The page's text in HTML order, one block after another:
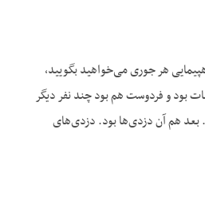
هر جوری می‌خواهید بگویید،
بود و فردوست هم بود چند نفر دیگر
بعد هم آن دزدی‌ها بود. دزدی‌های